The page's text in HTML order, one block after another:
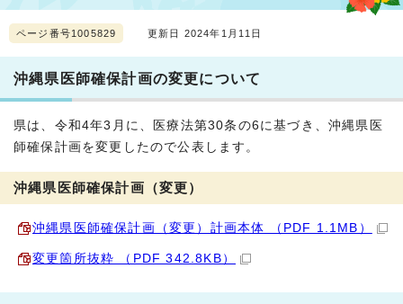
ページ番号1005829 更新日 2024年1月11日
沖縄県医師確保計画の変更について
県は、令和4年3月に、医療法第30条の6に基づき、沖縄県医
師確保計画を変更したので公表します。
沖縄県医師確保計画（変更）
沖縄県医師確保計画（変更）計画本体 （PDF 1.1MB）
変更箇所抜粋 （PDF 342.8KB）